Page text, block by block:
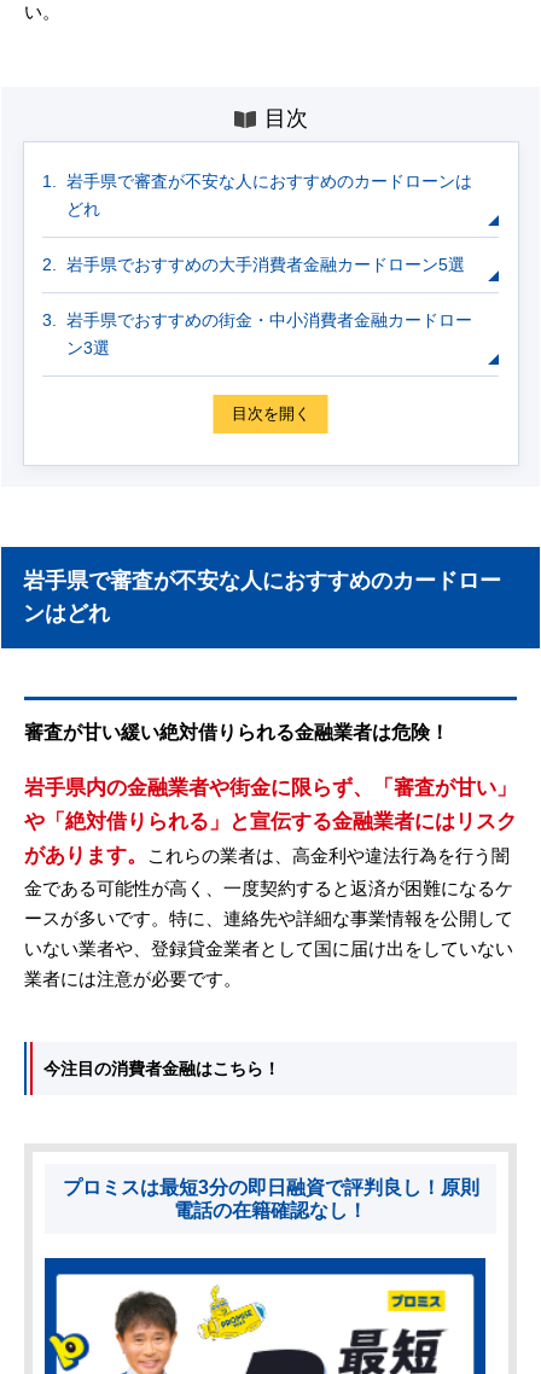
い。
目次
岩手県で審査が不安な人におすすめのカードローンは
どれ
岩手県でおすすめの大手消費者金融カードローン5選
岩手県でおすすめの街金・中小消費者金融カードロー
ン3選
目次を開く
岩手県で審査が不安な人におすすめのカードロー
ンはどれ
審査が甘い緩い絶対借りられる金融業者は危険！
岩手県内の金融業者や街金に限らず、「審査が甘い」
や「絶対借りられる」と宣伝する金融業者にはリスク
があります。
これらの業者は、高金利や違法行為を行う闇
金である可能性が高く、一度契約すると返済が困難になるケ
ースが多いです。特に、連絡先や詳細な事業情報を公開して
いない業者や、登録貸金業者として国に届け出をしていない
業者には注意が必要です。
今注目の消費者金融はこちら！
プロミスは最短3分の即日融資で評判良し！原則
電話の在籍確認なし！